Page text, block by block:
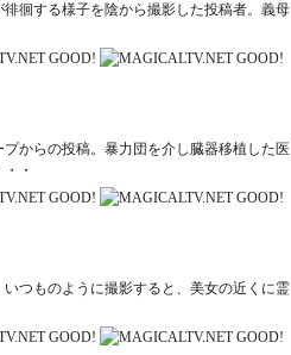
徊する様子を陰から撮影した投稿者。義母
からの投稿。暴力団を介し臓器移植した医
・
つものように撮影すると、美女の近くに霊